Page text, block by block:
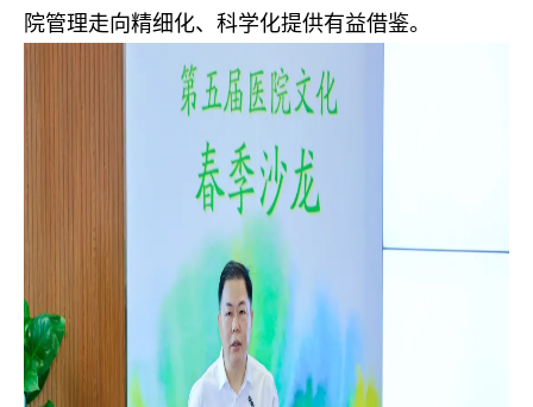
院管理走向精细化、科学化提供有益借鉴。